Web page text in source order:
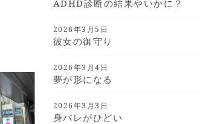
ADHD診断の結果やいかに？
2026年3月5日
彼女の御守り
2026年3月4日
夢が形になる
2026年3月3日
身バレがひどい